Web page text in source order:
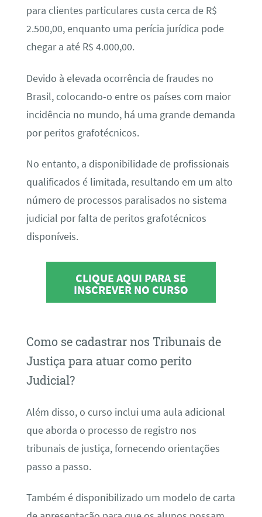
para clientes particulares custa cerca de R$
2.500,00, enquanto uma perícia jurídica pode
chegar a até R$ 4.000,00.
Devido à elevada ocorrência de fraudes no
Brasil, colocando-o entre os países com maior
incidência no mundo, há uma grande demanda
por peritos grafotécnicos.
No entanto, a disponibilidade de profissionais
qualificados é limitada, resultando em um alto
número de processos paralisados no sistema
judicial por falta de peritos grafotécnicos
disponíveis.
CLIQUE AQUI PARA SE
INSCREVER NO CURSO
Como se cadastrar nos Tribunais de
Justiça para atuar como perito
Judicial?
Além disso, o curso inclui uma aula adicional
que aborda o processo de registro nos
tribunais de justiça, fornecendo orientações
passo a passo.
Também é disponibilizado um modelo de carta